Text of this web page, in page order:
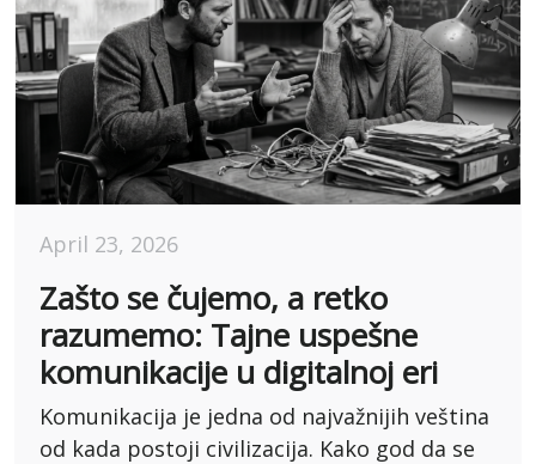
April 23, 2026
Zašto se čujemo, a retko
razumemo: Tajne uspešne
komunikacije u digitalnoj eri
Komunikacija je jedna od najvažnijih veština
od kada postoji civilizacija. Kako god da se